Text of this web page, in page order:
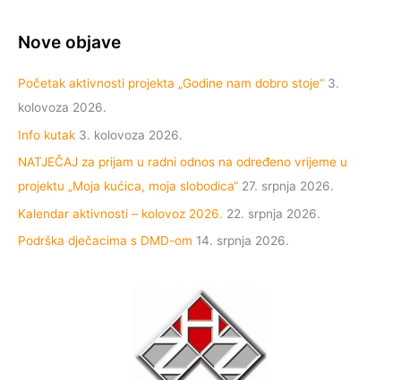
Nove objave
Početak aktivnosti projekta „Godine nam dobro stoje“ 3.
kolovoza 2026.
Info kutak 3. kolovoza 2026.
NATJEČAJ za prijam u radni odnos na određeno vrijeme u
projektu „Moja kućica, moja slobodica“ 27. srpnja 2026.
Kalendar aktivnosti – kolovoz 2026. 22. srpnja 2026.
Podrška dječacima s DMD-om 14. srpnja 2026.